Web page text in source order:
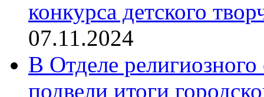
конкурса детского
07.11.2024
В Отделе религиозного
подвели итоги